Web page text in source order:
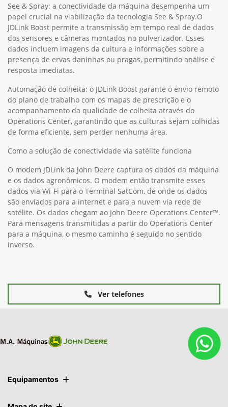
See & Spray: a conectividade da máquina desempenha um
papel crucial na viabilização da tecnologia See & Spray.O
JDLink Boost permite a transmissão em tempo real de dados
dos sensores e câmeras montados no pulverizador. Esses
dados incluem imagens da cultura e informações sobre a
presença de ervas daninhas ou pragas, permitindo análise e
resposta imediatas.
Automação de colheita: o JDLink Boost garante o envio remoto
do plano de trabalho com os mapas de prescrição e o
acompanhamento da qualidade de colheita através do
Operations Center, garantindo que as culturas sejam colhidas
de forma eficiente, sem perder nenhuma área.
Como a solução de conectividade via satélite funciona
O modem JDLink da John Deere captura os dados da máquina
e os dados agronômicos. O modem então transmite esses
dados via Wi-Fi para o Terminal SatCom, de onde os dados
são enviados para a internet e para a nuvem via rede de
satélite. Os dados chegam ao John Deere Operations Center™.
Para mensagens transmitidas a partir do Operations Center
para a máquina, o mesmo caminho é seguido no sentido
inverso.
Ver telefones
Equipamentos